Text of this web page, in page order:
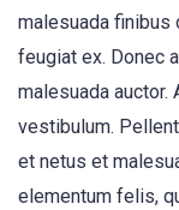
malesuada finibus
feugiat ex. Donec
malesuada auctor.
vestibulum.
et netus et
elementum felis,